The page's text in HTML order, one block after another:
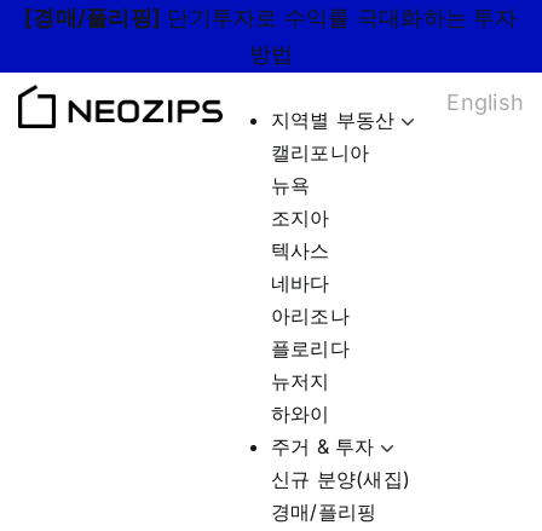
Skip
content
[경매/플리핑] 단기투자로 수익률 극대화하는 투자
방법
지역별 부동산
캘리포니아
뉴욕
조지아
텍사스
네바다
아리조나
플로리다
뉴저지
하와이
주거 & 투자
신규 분양(새집)
경매/플리핑
English